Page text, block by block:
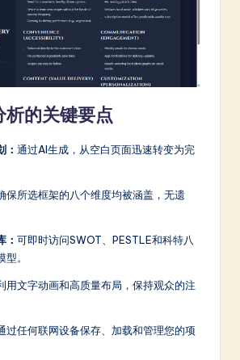
析的关键要点
： 通过AI生成，从空白页面迅速转变为完
保所选框架的八个维度均被涵盖，无遗
： 可即时访问SWOT、PESTLE和科特八
。
用文字动画和高质量布局，保持观众的注
过任何联网设备保存、加载和管理您的项